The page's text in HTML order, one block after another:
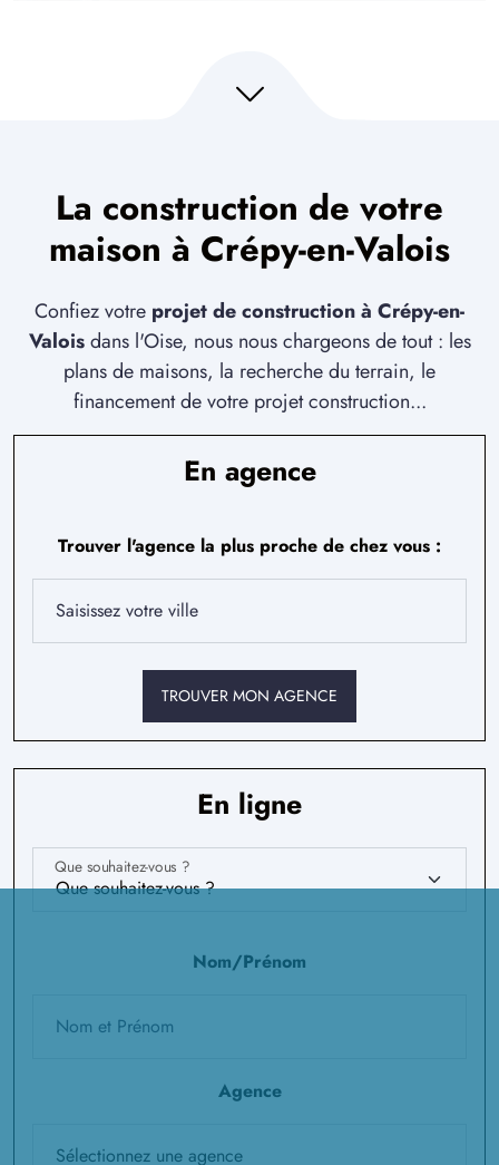
La construction de votre
maison à Crépy-en-Valois
Confiez votre projet de construction à Crépy-en-
Valoisdans l'Oise, nous nous chargeons de tout : les
plans de maisons, la recherche du terrain, le
financement de votre projet construction...
En agence
Trouver l'agence la plus proche de chez vous :
TROUVER MON AGENCE
En ligne
Que souhaitez-vous ?
Nom/Prénom
Agence